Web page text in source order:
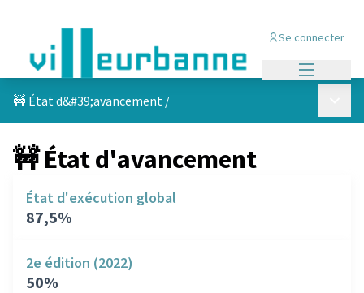
Se connecter
🚧 État d&#39;avancement /
🚧 État d'avancement
État d'exécution global
87,5%
2e édition (2022)
50%